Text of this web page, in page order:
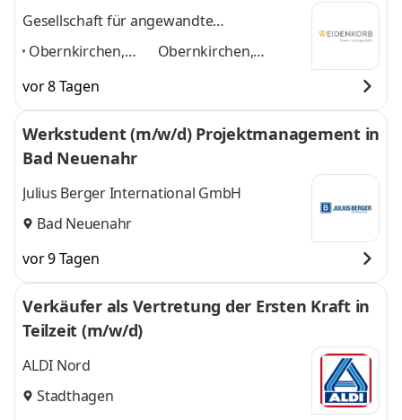
Gesellschaft für angewandte
Sozialpädagogik und Therapie mbH
Obernkirchen,
Stadthagen,
Minden, Bad
Nenndorf, Porta
Westfalica,
Obernkirchen,
Bad Nenndorf, Porta
Westfalicaund 4
vor 8 Tagen
Werkstudent (m/w/d) Projektmanagement in
Bad Neuenahr
Julius Berger International GmbH
Bad Neuenahr
vor 9 Tagen
Verkäufer als Vertretung der Ersten Kraft in
Teilzeit (m/w/d)
ALDI Nord
Stadthagen